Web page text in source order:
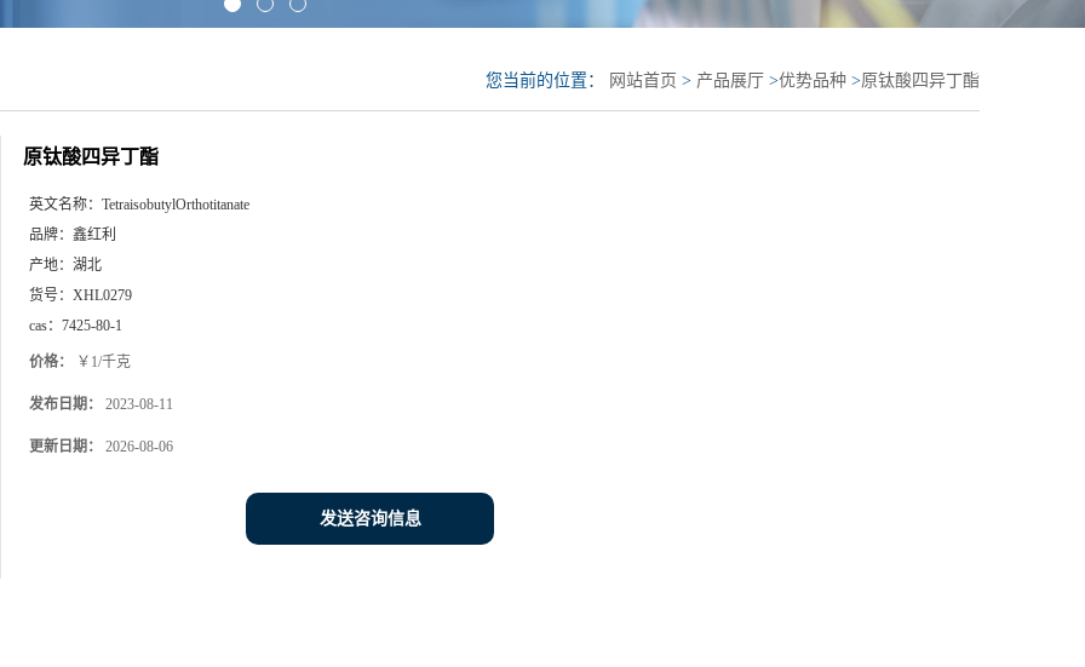
您当前的位置： 网站首页 > 产品展厅 >优势品种 >原钛酸四异丁酯
原钛酸四异丁酯
英文名称： TetraisobutylOrthotitanate
品牌： 鑫红利
产地： 湖北
货号： XHL0279
cas： 7425-80-1
价格： ￥1/千克
发布日期： 2023-08-11
更新日期： 2026-08-06
发送咨询信息